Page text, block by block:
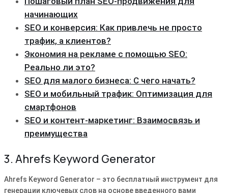
начинающих
SEO и конверсия: Как привлечь не просто
трафик, а клиентов?
Экономия на рекламе с помощью SEO:
Реально ли это?
SEO для малого бизнеса: С чего начать?
SEO и мобильный трафик: Оптимизация для
смартфонов
SEO и контент-маркетинг: Взаимосвязь и
преимущества
3. Ahrefs Keyword Generator
Ahrefs Keyword Generator – это бесплатный инструмент для
генерации ключевых слов на основе введенного вами